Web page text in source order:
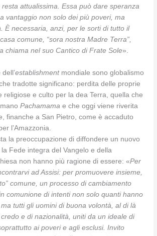
resta attualissima. Essa può dare speranza
vantaggio non solo dei più poveri, ma
È necessaria, anzi, per le sorti di tutto il
comune, “sora nostra Madre Terra”,
chiama nel suo Cantico di Frate Sole».
establishmentmondiale sono globalismo
tradotte significano: perdita delle proprie
religiose e culto per la dea Terra, quella che
Pachamama e che oggi viene riverita
finanche a San Pietro, come è accaduto
l’Amazzonia.
la preoccupazione di diffondere un nuovo
Fede integra del Vangelo e della
non hanno più ragione di essere: «Per
ad Assisi: per promuovere insieme,
comune, un processo di cambiamento
comunione di intenti non solo quanti hanno
tutti gli uomini di buona volontà, al di là
e di nazionalità, uniti da un ideale di
ai poveri e agli esclusi. Invito